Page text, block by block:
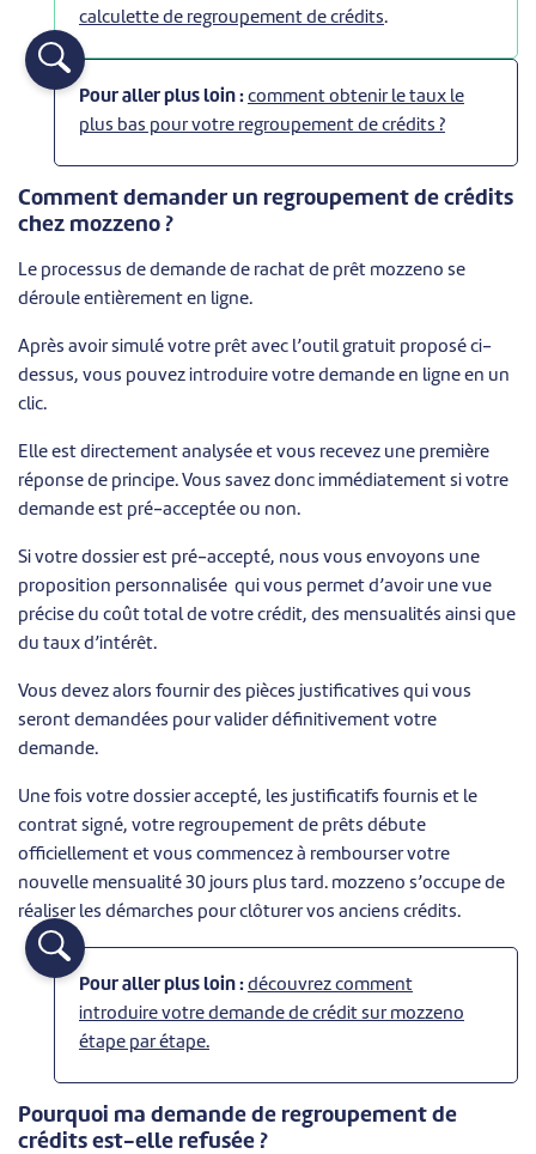
calculette de regroupement de crédits.
Pour aller plus loin : comment obtenir le taux le
plus bas pour votre regroupement de crédits ?
Comment demander un regroupement de crédits
chez mozzeno ?
Le processus de demande de rachat de prêt mozzeno se
déroule entièrement en ligne.
Après avoir simulé votre prêt avec l’outil gratuit proposé ci-
dessus, vous pouvez introduire votre demande en ligne en un
clic.
Elle est directement analysée et vous recevez une première
réponse de principe. Vous savez donc immédiatement si votre
demande est pré-acceptée ou non.
Si votre dossier est pré-accepté, nous vous envoyons une
proposition personnalisée qui vous permet d’avoir une vue
précise du coût total de votre crédit, des mensualités ainsi que
du taux d’intérêt.
Vous devez alors fournir des pièces justificatives qui vous
seront demandées pour valider définitivement votre
demande.
Une fois votre dossier accepté, les justificatifs fournis et le
contrat signé, votre regroupement de prêts débute
officiellement et vous commencez à rembourser votre
nouvelle mensualité 30 jours plus tard. mozzeno s’occupe de
réaliser les démarches pour clôturer vos anciens crédits.
Pour aller plus loin : découvrez comment
introduire votre demande de crédit sur mozzeno
étape par étape.
Pourquoi ma demande de regroupement de
crédits est-elle refusée ?